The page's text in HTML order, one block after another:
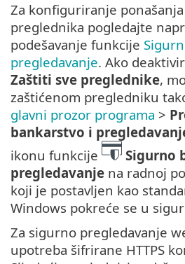
Za konfiguriranje
preglednika pogledajte
podešavanje funkcije
pregledavanje. Ako
Zaštiti sve preglednike,
zaštićenom pregledniku
glavni prozor programa >
bankarstvo i
ikonu funkcije
Sigurno
pregledavanje na radnoj
koji je postavljen kao
Windows pokreće se u
Za sigurno pregledavanje
upotreba šifrirane HTTPS